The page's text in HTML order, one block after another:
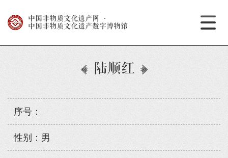
中国非物质文化遗产网
·
中国非物质文化遗产数字博物馆
陆顺红
序号：
性别：男